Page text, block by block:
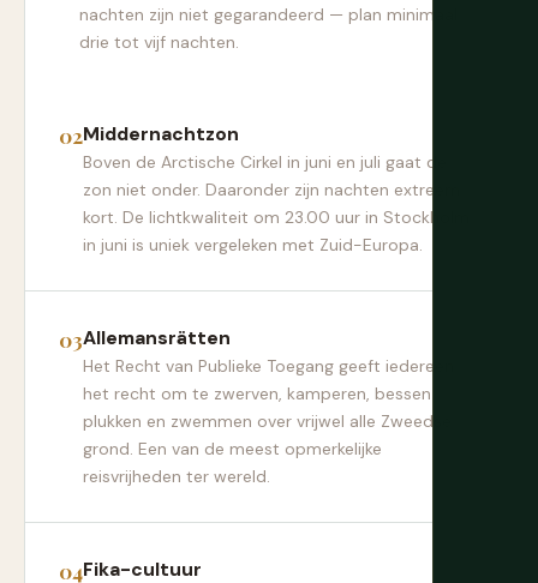
nachten zijn niet gegarandeerd — plan minimaal
drie tot vijf nachten.
Middernachtzon
Boven de Arctische Cirkel in juni en juli gaat de
zon niet onder. Daaronder zijn nachten extreem
kort. De lichtkwaliteit om 23.00 uur in Stockholm
in juni is uniek vergeleken met Zuid-Europa.
Allemansrätten
Het Recht van Publieke Toegang geeft iedereen
het recht om te zwerven, kamperen, bessen
plukken en zwemmen over vrijwel alle Zweedse
grond. Een van de meest opmerkelijke
reisvrijheden ter wereld.
Fika-cultuur